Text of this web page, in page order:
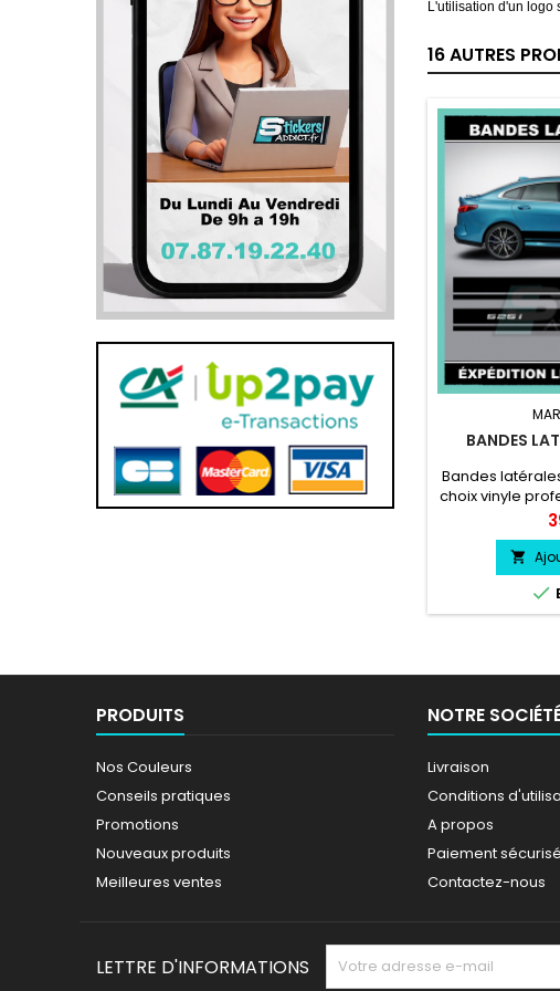
L'utilisation d'un logo
16 AUTRES
BANDES
Bandes
choix vinyle


PRODUITS
Nos Couleurs
Conseils pratiques
Promotions
Nouveaux produits
Meilleures ventes
NOTRE
Livraison
Conditions
A propos
Paiement sécurisé
Contactez-nous
LETTRE D'INFORMATIONS